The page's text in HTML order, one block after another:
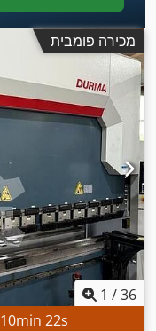
מכירה פומבית
1 /36
10min 20s